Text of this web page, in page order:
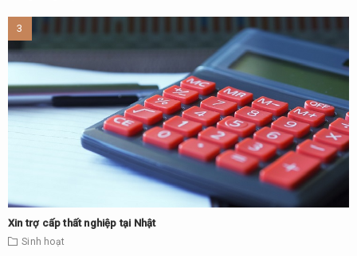
Xin trợ cấp thất nghiệp tại Nhật
Sinh hoạt